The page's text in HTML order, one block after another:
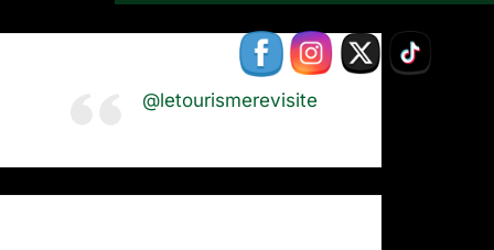
@letourismerevisite